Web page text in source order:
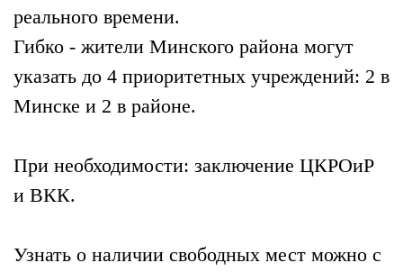
реального времени.
Гибко - жители Минского района могут
указать до 4 приоритетных учреждений: 2 в
Минске и 2 в районе.
При необходимости: заключение ЦКРОиР
и ВКК.
Узнать о наличии свободных мест можно с